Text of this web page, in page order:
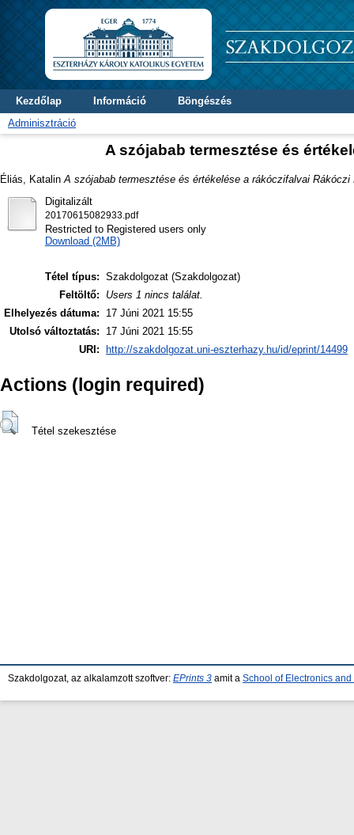
Kezdőlap Információ
Böngészés
Adminisztráció
A szójabab termesztése és
Éliás, Katalin A szójabab termesztése és értékelése a rákóczifalvai Rákóczi
Digitalizált
20170615082933.pdf
Restricted to Registered users only
Download (2MB)
Tétel típus: Szakdolgozat (Szakdolgozat)
Feltöltő:
Users 1 nincs találat.
Elhelyezés dátuma:
17 Júni 2021 15:55
Utolsó változtatás:
17 Júni 2021 15:55
URI:
http://szakdolgozat.uni-eszterhazy.hu/id/eprint/14499
Actions (login required)
Tétel szekesztése
Szakdolgozat, az alkalamzott szoftver: EPrints 3 amit a School of Electronics